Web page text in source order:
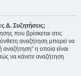
Δ. Συζητήσεις;
που βρίσκεται στις
αναζήτηση μπορεί να
η οποία είναι
να κάνετε αναζήτηση